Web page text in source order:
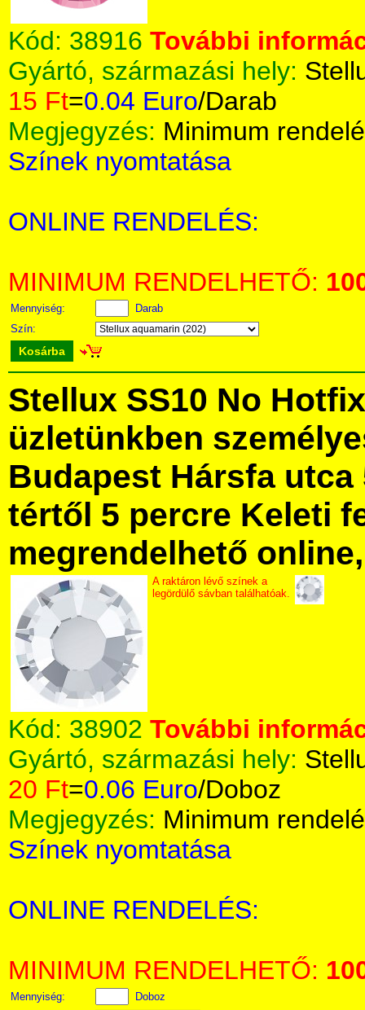
Kód: 38916 További
Gyártó, származási hely:
15 Ft=0.04 Euro/Darab
Megjegyzés: Minimum
Színek nyomtatása
ONLINE RENDELÉS:
MINIMUM RENDELHETŐ:
Mennyiség:
Darab
Szín:
Kosárba
Stellux SS10 No
üzletünkben
Budapest Hársfa utca
tértől 5 percre Keleti
megrendelhető
A raktáron lévő színek a
legördülő sávban találhatóak.
Kód: 38902 További
Gyártó, származási hely:
20 Ft=0.06 Euro/Doboz
Megjegyzés: Minimum
Színek nyomtatása
ONLINE RENDELÉS:
MINIMUM RENDELHETŐ:
Mennyiség:
Doboz